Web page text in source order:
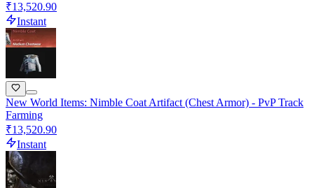
₹13,520.90
Instant
New World Items: Nimble Coat Artifact (Chest Armor) - PvP Track
Farming
₹13,520.90
Instant